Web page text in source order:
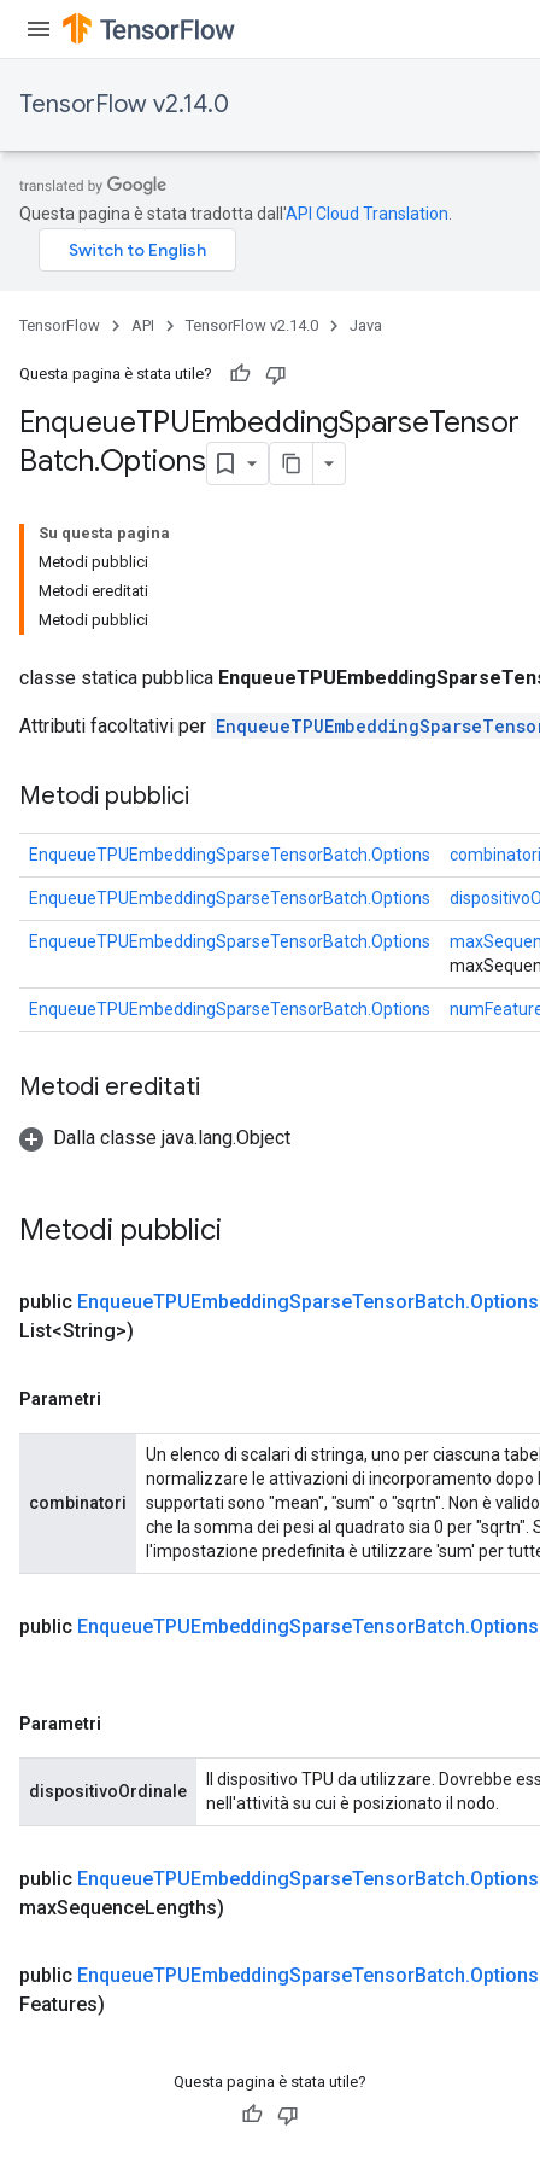
TensorFlow v2.14.0
Questa pagina è stata tradotta dall'API Cloud Translation
TensorFlow API TensorFlow v2.14.0 Java
Questa pagina è stata utile?
EnqueueTPUEmbeddingSparseTensor
Batch.Options
Su questa pagina
Metodi pubblici
Metodi ereditati
Metodi pubblici
classe statica pubblica
Attributi facoltativi per
Metodi pubblici
EnqueueTPUEmbeddingSparseTensorBatch.Options combinatori
EnqueueTPUEmbeddingSparseTensorBatch.Options
EnqueueTPUEmbeddingSparseTensorBatch.Options
EnqueueTPUEmbeddingSparseTensorBatch.Options
Metodi ereditati
Dalla classe java.lang.Object
Metodi pubblici
public EnqueueTPUEmbeddingSparseTensorBatch.Options
List<String>)
Parametri
combinatori
Un elenco di scalari di stringa, uno per ciascuna
normalizzare le attivazioni di incorporamento
supportati sono "mean", "sum" o "sqrtn". Non è
che la somma dei pesi al quadrato sia 0 per
l'impostazione predefinita è utilizzare 'sum' per
public EnqueueTPUEmbeddingSparseTensorBatch.Options
Parametri
dispositivoOrdinale
Il dispositivo TPU da utilizzare. Dovrebbe
nell'attività su cui è posizionato il nodo.
public EnqueueTPUEmbeddingSparseTensorBatch.Options
maxSequenceLengths)
public EnqueueTPUEmbeddingSparseTensorBatch.Options
Features)
Questa pagina è stata utile?